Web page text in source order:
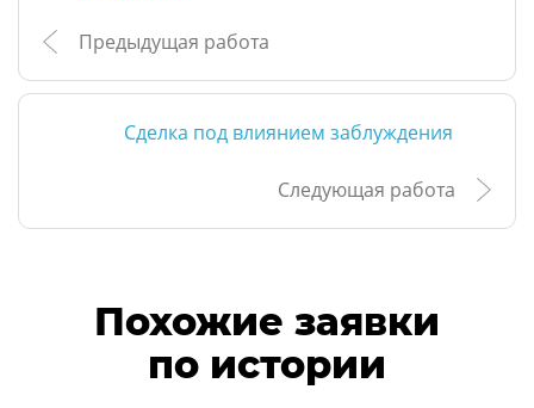
Предыдущая работа
Сделка под влиянием заблуждения
Следующая работа
Похожие заявки
по истории